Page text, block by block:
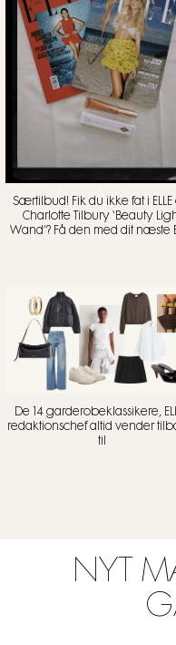
Særtilbud! Fik du ikke fat i ELLE
Charlotte Tilbury ‘Beauty
Wand’? Få den med dit næste
De 14 garderobeklassikere,
redaktionschef altid vender
til
NYT